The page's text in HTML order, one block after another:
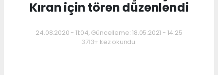
Kıran için tören düzenlendi
24.08.2020 - 11:04, Güncelleme: 18.05.2021 - 14:25
3713+ kez okundu.